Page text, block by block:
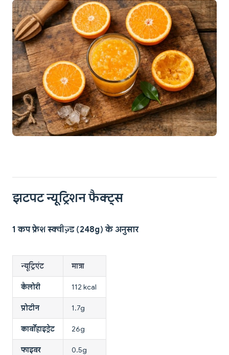
झटपट न्यूट्रिशन फैक्ट्स
1 कप फ्रेश स्क्वीज़्ड (248g) के अनुसार
न्यूट्रिएंट मात्रा
कैलोरी 112 kcal
प्रोटीन 1.7g
कार्बोहाइड्रेट 26g
फाइबर 0.5g